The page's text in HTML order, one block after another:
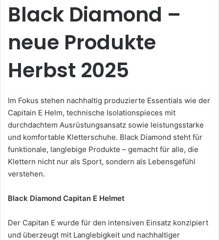
Black Diamond –
neue Produkte
Herbst 2025
Im Fokus stehen nachhaltig produzierte Essentials wie der
Capitain E Helm, technische Isolationspieces mit
durchdachtem Ausrüstungsansatz sowie leistungsstarke
und komfortable Kletterschuhe. Black Diamond steht für
funktionale, langlebige Produkte – gemacht für alle, die
Klettern nicht nur als Sport, sondern als Lebensgefühl
verstehen.
Black Diamond Capitan E Helmet
Der Capitan E wurde für den intensiven Einsatz konzipiert
und überzeugt mit Langlebigkeit und nachhaltiger